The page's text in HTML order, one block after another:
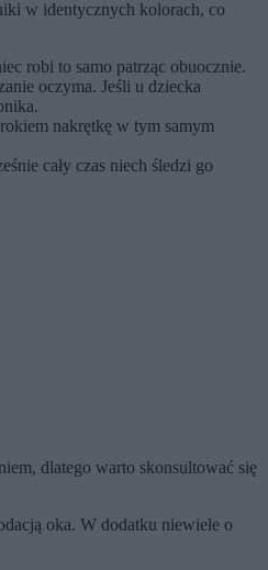
w identycznych kolorach, co
robi to samo patrząc obuocznie.
oczyma. Jeśli u dziecka
nakrętkę w tym samym
cały czas niech śledzi go
dlatego warto skonsultować się
oka. W dodatku niewiele o